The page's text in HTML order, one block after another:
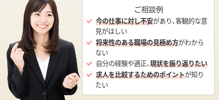
ご相談例
今の仕事に対し不安があり、客観的な意
見がほしい
将来性のある職場の見極め方がわから
ない
自分の経験や適正、現状を振り返りたい
求人を比較するためのポイントが知り
たい